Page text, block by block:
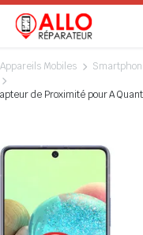
Appareils Mobiles
de Proximité pour A